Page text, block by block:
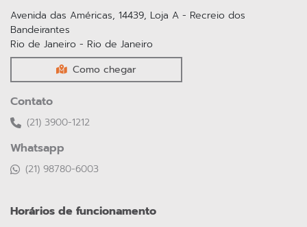
Avenida das Américas, 14439, Loja A - Recreio dos
Bandeirantes
Rio de Janeiro - Rio de Janeiro
Como chegar
Contato
(21) 3900-1212
Whatsapp
(21) 98780-6003
Horários de funcionamento